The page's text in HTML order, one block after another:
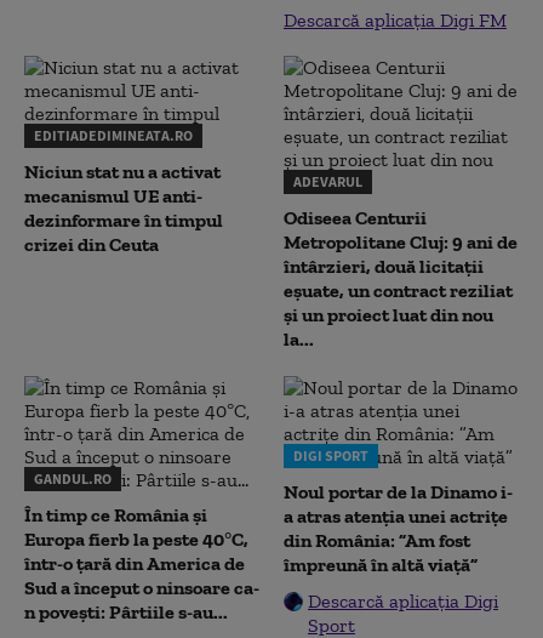
Descarcă aplicația Digi FM
EDITIADEDIMINEATA.RO
Niciun stat nu a activat
mecanismul UE anti-
dezinformare în timpul
crizei din Ceuta
ADEVARUL
Odiseea Centurii
Metropolitane Cluj: 9 ani de
întârzieri, două licitații
eșuate, un contract reziliat
și un proiect luat din nou
la...
GANDUL.RO
În timp ce România și
Europa fierb la peste 40°C,
într-o țară din America de
Sud a început o ninsoare ca-
n povești: Pârtiile s-au...
DIGI SPORT
Noul portar de la Dinamo i-
a atras atenția unei actrițe
din România: ”Am fost
împreună în altă viață”
Descarcă aplicația Digi
Sport